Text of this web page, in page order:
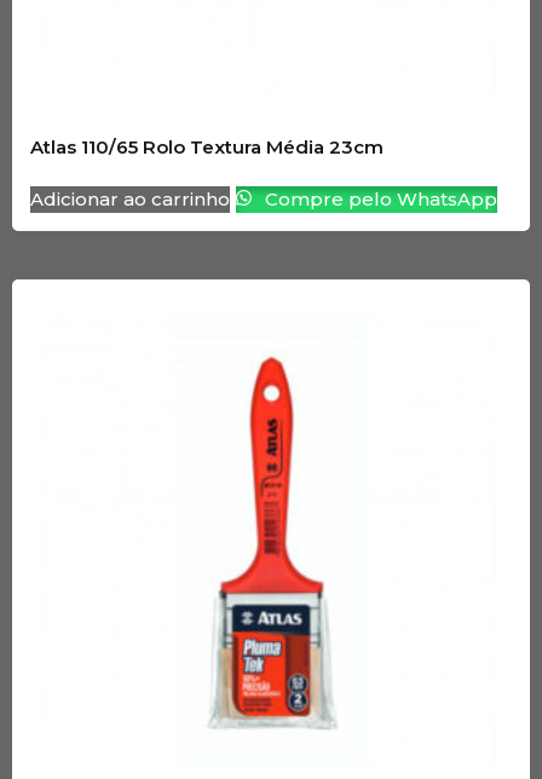
Atlas 110/65 Rolo Textura Média 23cm
Adicionar ao carrinho Compre pelo WhatsApp